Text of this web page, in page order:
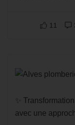
11
✨
avec une